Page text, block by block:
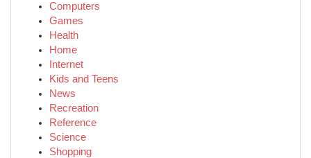
Computers
Games
Health
Home
Internet
Kids and Teens
News
Recreation
Reference
Science
Shopping